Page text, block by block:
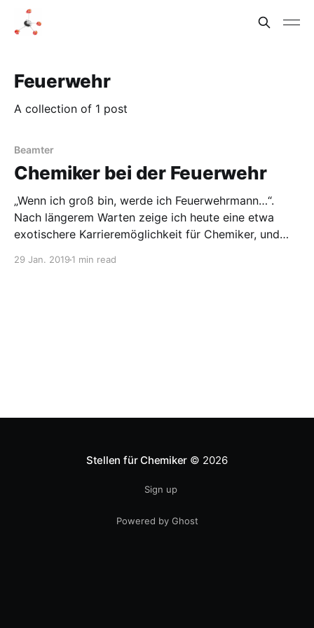
Feuerwehr
A collection of 1 post
Beamter
Chemiker bei der Feuerwehr
„Wenn ich groß bin, werde ich Feuerwehrmann…“.
Nach längerem Warten zeige ich heute eine etwa
exotischere Karrieremöglichkeit für Chemiker, und
29 Jan. 2019 1 min read
Stellen für Chemiker © 2026
Sign up
Powered by Ghost